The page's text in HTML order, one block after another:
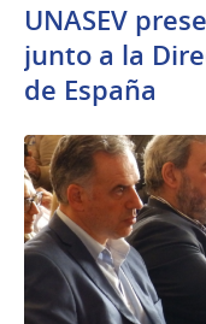
UNASEV
junto a la
de España